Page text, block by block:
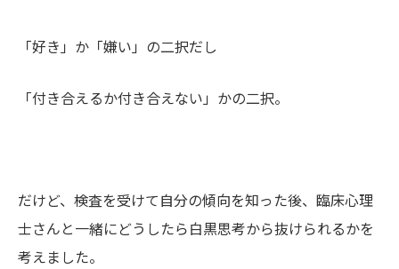
「好き」か「嫌い」の二択だし
「付き合えるか付き合えない」かの二択。
だけど、検査を受けて自分の傾向を知った後、臨床心理
士さんと一緒にどうしたら白黒思考から抜けられるかを
考えました。